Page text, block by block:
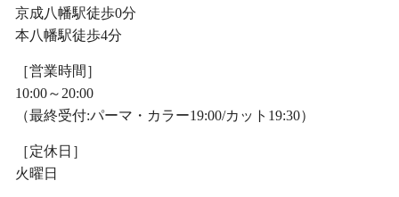
京成八幡駅徒歩0分
本八幡駅徒歩4分
［営業時間］
10:00～20:00
（最終受付:パーマ・カラー19:00/カット19:30）
［定休日］
火曜日